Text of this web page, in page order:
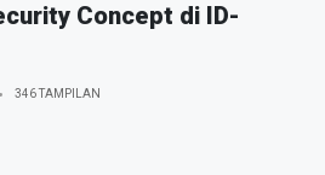
Concept di ID-
346 TAMPILAN